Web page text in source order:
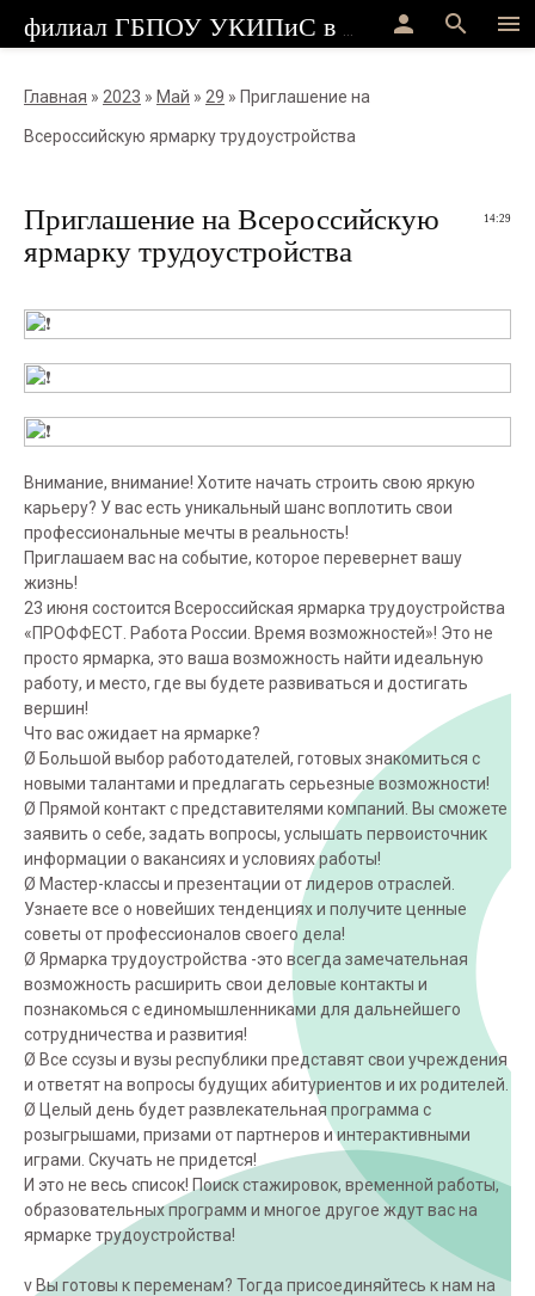
menu
search
person
Главная » 2023 » Май » 29 » Приглашение на
Всероссийскую ярмарку трудоустройства
14:29
Приглашение на Всероссийскую
ярмарку трудоустройства
Внимание, внимание! Хотите начать строить свою яркую
карьеру? У вас есть уникальный шанс воплотить свои
профессиональные мечты в реальность!
Приглашаем вас на событие, которое перевернет вашу
жизнь!
23 июня состоится Всероссийская ярмарка трудоустройства
«ПРОФФЕСТ. Работа России. Время возможностей»! Это не
просто ярмарка, это ваша возможность найти идеальную
работу, и место, где вы будете развиваться и достигать
вершин!
Что вас ожидает на ярмарке?
Ø Большой выбор работодателей, готовых знакомиться с
новыми талантами и предлагать серьезные возможности!
Ø Прямой контакт с представителями компаний. Вы сможете
заявить о себе, задать вопросы, услышать первоисточник
информации о вакансиях и условиях работы!
Ø Мастер-классы и презентации от лидеров отраслей.
Узнаете все о новейших тенденциях и получите ценные
советы от профессионалов своего дела!
Ø Ярмарка трудоустройства -это всегда замечательная
возможность расширить свои деловые контакты и
познакомься с единомышленниками для дальнейшего
сотрудничества и развития!
Ø Все ссузы и вузы республики представят свои учреждения
и ответят на вопросы будущих абитуриентов и их родителей.
Ø Целый день будет развлекательная программа с
розыгрышами, призами от партнеров и интерактивными
играми. Скучать не придется!
И это не весь список! Поиск стажировок, временной работы,
образовательных программ и многое другое ждут вас на
ярмарке трудоустройства!
v Вы готовы к переменам? Тогда присоединяйтесь к нам на